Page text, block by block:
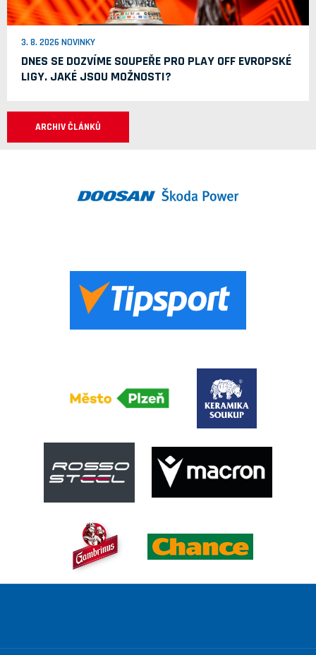
3. 8. 2026 NOVINKY
DNES SE DOZVÍME SOUPEŘE PRO PLAY OFF EVROPSKÉ
LIGY. JAKÉ JSOU MOŽNOSTI?
ARCHIV ČLÁNKŮ